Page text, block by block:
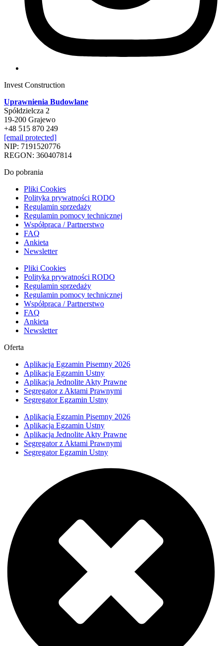
Invest Construction
Uprawnienia Budowlane
Spółdzielcza 2
19-200 Grajewo
+48 515 870 249
[email protected]
NIP: 7191520776
REGON: 360407814
Do pobrania
Pliki Cookies
Polityka prywatności RODO
Regulamin sprzedaży
Regulamin pomocy technicznej
Współpraca / Partnerstwo
FAQ
Ankieta
Newsletter
Pliki Cookies
Polityka prywatności RODO
Regulamin sprzedaży
Regulamin pomocy technicznej
Współpraca / Partnerstwo
FAQ
Ankieta
Newsletter
Oferta
Aplikacja Egzamin Pisemny 2026
Aplikacja Egzamin Ustny
Aplikacja Jednolite Akty Prawne
Segregator z Aktami Prawnymi
Segregator Egzamin Ustny
Aplikacja Egzamin Pisemny 2026
Aplikacja Egzamin Ustny
Aplikacja Jednolite Akty Prawne
Segregator z Aktami Prawnymi
Segregator Egzamin Ustny